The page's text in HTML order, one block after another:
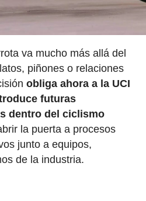
va mucho más allá del
piñones o relaciones
obliga ahora a la UCI
futuras
dentro del ciclismo
la puerta a procesos
junto a equipos,
de la industria.